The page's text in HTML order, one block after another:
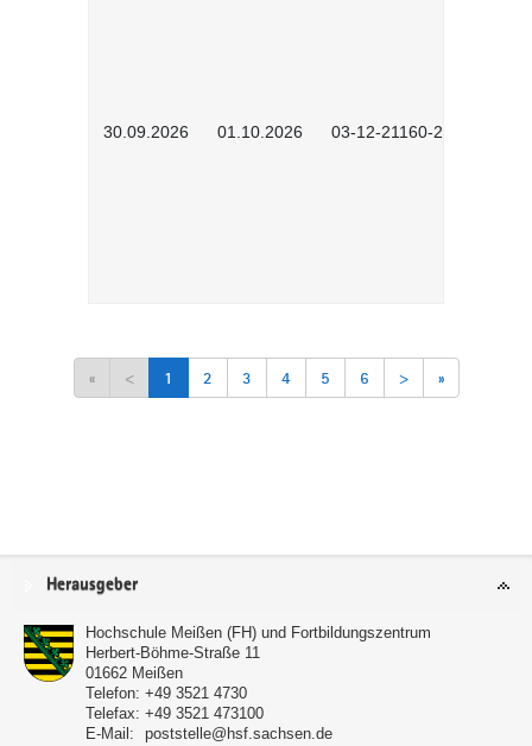
30.09.2026 01.10.2026 03-12-21160-2601
« < 1 2 3 4 5 6 > »
Service
Herausgeber
Hochschule Meißen (FH) und Fortbildungszentrum
Herbert-Böhme-Straße 11
01662 Meißen
Telefon: +49 3521 4730
Telefax: +49 3521 473100
E-Mail:
poststelle@hsf.sachsen.de